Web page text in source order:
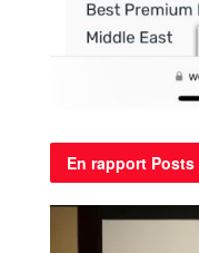
En rapport Posts